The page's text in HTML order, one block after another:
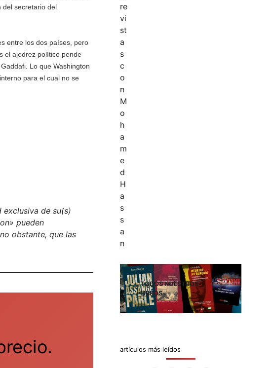
del secretario del
entre los dos países, pero
el ajedrez político pende
Lo que Washington
para el cual no se
exclusiva de su(s)
pueden
obstante, que las
TODOS NUESTROS
LIBROS
artículos más leídos